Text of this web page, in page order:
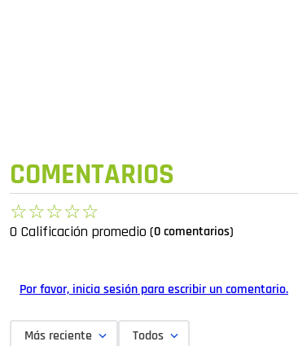
COMENTARIOS
☆☆☆☆☆
0 Calificación promedio (0 comentarios)
Por favor, inicia sesión para escribir un comentario.
Más reciente Todos